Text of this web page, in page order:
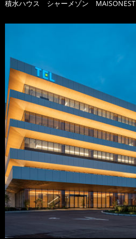
積水ハウス シャーメゾン MAISONEST